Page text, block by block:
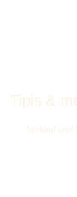
Tipis &
Verkauf und